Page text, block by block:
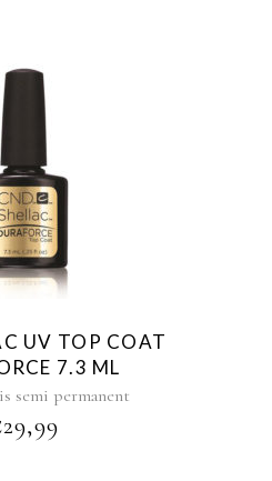
UV TOP COAT
7.3 ML
semi permanent
29,99